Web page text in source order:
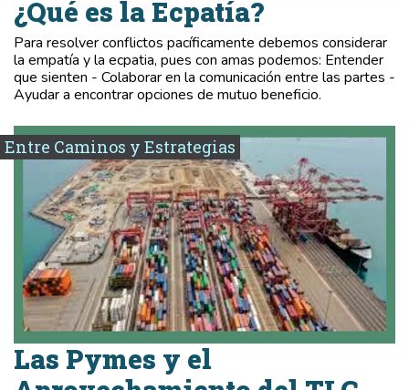
¿Qué es la Ecpatía?
Para resolver conflictos pacíficamente debemos considerar
la empatía y la ecpatia, pues con amas podemos: Entender
que sienten - Colaborar en la comunicación entre las partes -
Ayudar a encontrar opciones de mutuo beneficio.
Entre Caminos y Estrategias
Las Pymes y el